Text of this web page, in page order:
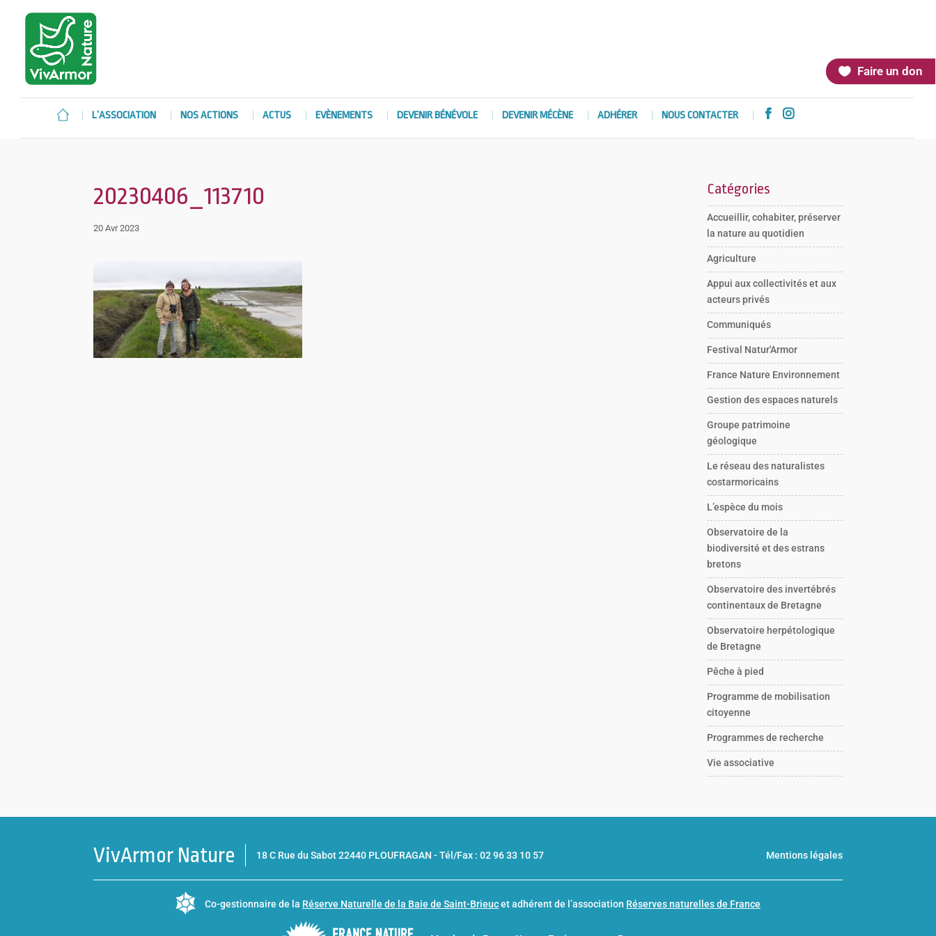
Faire un don
L’ASSOCIATION NOS ACTIONS ACTUS EVÈNEMENTS DEVENIR BÉNÉVOLE DEVENIR MÉCÈNE ADHÉRER NOUS CONTACTER  
20230406_113710
20 Avr 2023
Catégories
Accueillir, cohabiter, préserver
la nature au quotidien
Agriculture
Appui aux collectivités et aux
acteurs privés
Communiqués
Festival Natur'Armor
France Nature Environnement
Gestion des espaces naturels
Groupe patrimoine
géologique
Le réseau des naturalistes
costarmoricains
L’espèce du mois
Observatoire de la
biodiversité et des estrans
bretons
Observatoire des invertébrés
continentaux de Bretagne
Observatoire herpétologique
de Bretagne
Pêche à pied
Programme de mobilisation
citoyenne
Programmes de recherche
Vie associative
VivArmor Nature 18 C Rue du Sabot 22440 PLOUFRAGAN -Tél/Fax : 02 96 33 10 57 Mentions légales
Co-gestionnaire de la Réserve Naturelle de la Baie de Saint-Brieucet adhérent de l’association Réserves naturelles de France